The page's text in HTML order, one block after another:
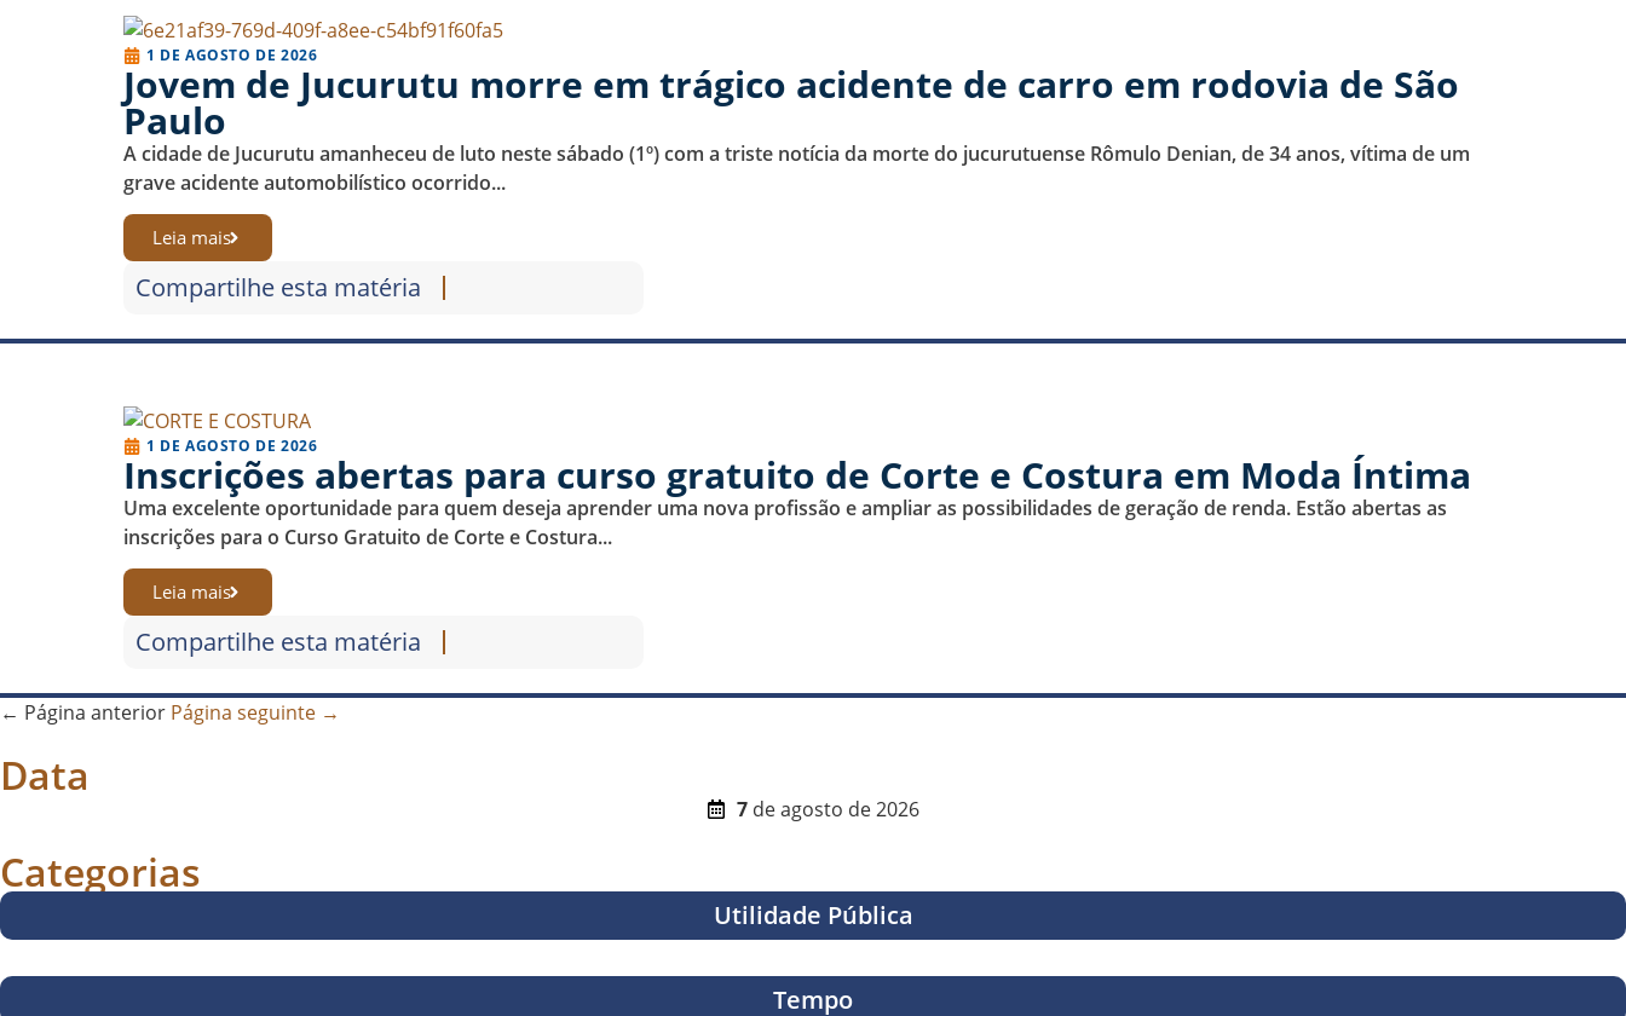
1 DE AGOSTO DE 2026
Jovem de Jucurutu morre em trágico acidente de carro em rodovia de São
Paulo
A cidade de Jucurutu amanheceu de luto neste sábado (1º) com a triste notícia da morte do jucurutuense Rômulo Denian, de 34 anos, vítima de um
grave acidente automobilístico ocorrido...
Leia mais
Compartilhe esta matéria
1 DE AGOSTO DE 2026
Inscrições abertas para curso gratuito de Corte e Costura em Moda Íntima
Uma excelente oportunidade para quem deseja aprender uma nova profissão e ampliar as possibilidades de geração de renda. Estão abertas as
inscrições para o Curso Gratuito de Corte e Costura...
Leia mais
Compartilhe esta matéria
← Página anterior Página seguinte →
Data
7 de agosto de 2026
Categorias
Utilidade Pública
Tempo